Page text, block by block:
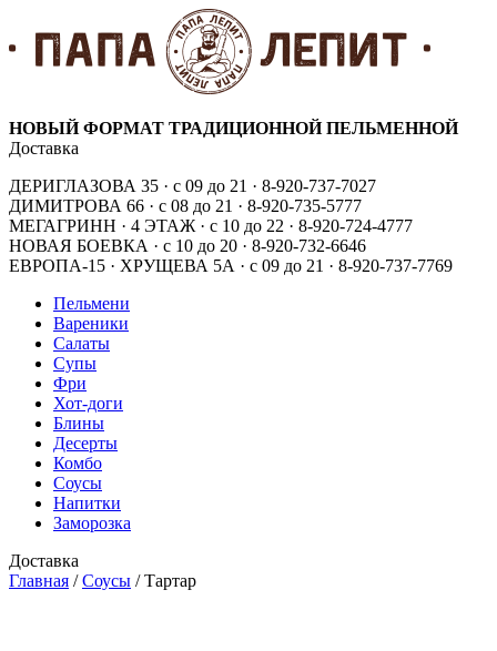
НОВЫЙ ФОРМАТ ТРАДИЦИОННОЙ ПЕЛЬМЕННОЙ
Доставка
ДЕРИГЛАЗОВА 35 · с 09 до 21 · 8-920-737-7027
ДИМИТРОВА 66 · с 08 до 21 · 8-920-735-5777
МЕГАГРИНН · 4 ЭТАЖ · с 10 до 22 · 8-920-724-4777
НОВАЯ БОЕВКА · с 10 до 20 · 8-920-732-6646
ЕВРОПА-15 · ХРУЩЕВА 5А · с 09 до 21 · 8-920-737-7769
Пельмени
Вареники
Салаты
Супы
Фри
Хот-доги
Блины
Десерты
Комбо
Соусы
Напитки
Заморозка
Доставка
Главная /Соусы / Тартар